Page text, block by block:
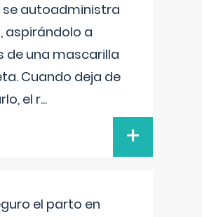
se autoadministra
aspirándolo a
de una mascarilla
Cuando deja de
el r...
+
el parto en